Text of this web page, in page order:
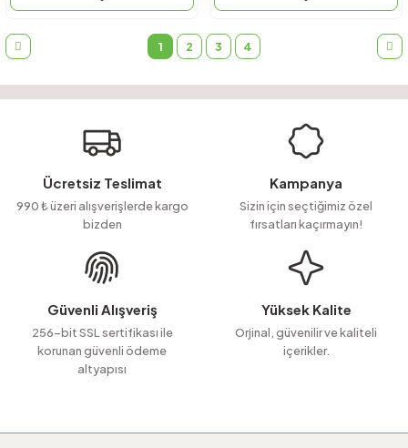
1 2 3 4
Ücretsiz Teslimat
990 ₺ üzeri alışverişlerde kargo
bizden
Kampanya
Sizin için seçtiğimiz özel
fırsatları kaçırmayın!
Güvenli Alışveriş
256-bit SSL sertifikası ile
korunan güvenli ödeme
altyapısı
Yüksek Kalite
Orjinal, güvenilir ve kaliteli
içerikler.